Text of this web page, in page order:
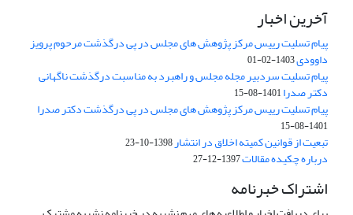
آخرین اخبار
پیام تسلیت رییس مرکز پژوهش های مجلس در پی درگذشت مرحوم پرویز
داوودی1403-02-01
پیام تسلیت سردبیر مجله مجلس و راهبرد به مناسبت درگذشت ناگهانی
دکتر صدرا1401-08-15
پیام تسلیت رییس مرکز پژوهش های مجلس در پی درگذشت دکتر صدرا
1401-08-15
تبعیت از قوانین کمیته اخلاق در انتشار1398-10-23
درباره چکیده مقالات1397-12-27
اشتراک خبرنامه